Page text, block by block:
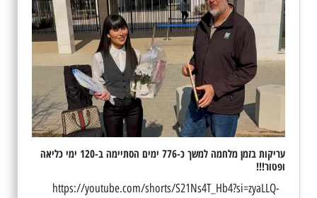
עריקות בזמן מלחמה למשך כ-776 ימים הסתיימה ב-120 ימי כליאה
ופטור!!!
https://youtube.com/shorts/S21Ns4T_Hb4?si=zyaLLQ-